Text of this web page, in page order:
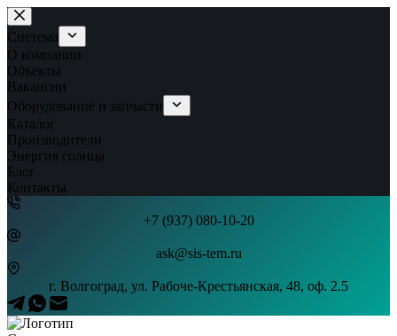
Перейти
к
сути
Система
О компании
Объекты
Вакансии
Оборудование и запчасти
Каталог
Производители
Энергия солнца
Блог
Контакты
+7 (937) 080-10-20
ask@sis-tem.ru
г. Волгоград, ул. Рабоче-Крестьянская, 48, оф. 2.5